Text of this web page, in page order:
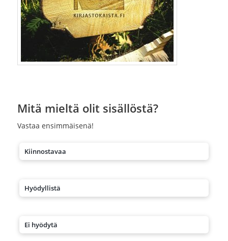
Mitä mieltä olit sisällöstä?
Vastaa ensimmäisenä!
Kiinnostavaa
Hyödyllistä
Ei hyödytä